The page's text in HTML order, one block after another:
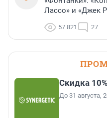
Лассо» и «Джек
57 821 27
Скидка
До 31 августа,